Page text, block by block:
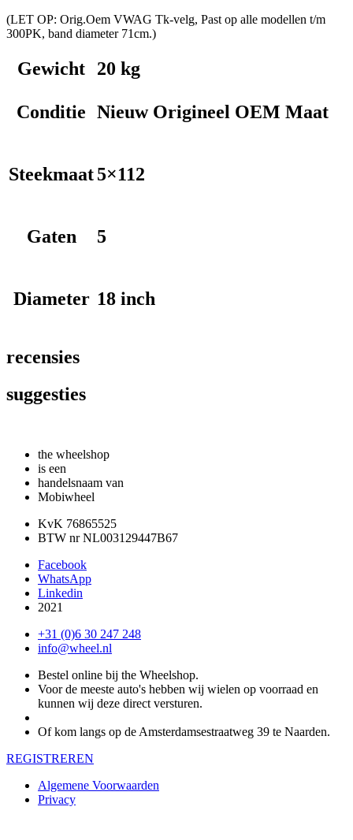
(LET OP: Orig.Oem VWAG Tk-velg, Past op alle modellen t/m
300PK, band diameter 71cm.)
Gewicht 20 kg
Conditie Nieuw Origineel OEM Maat
Steekmaat5×112
Gaten 5
Diameter 18 inch
recensies
suggesties
the wheelshop
is een
handelsnaam van
Mobiwheel
KvK 76865525
BTW nr NL003129447B67
Facebook
WhatsApp
Linkedin
2021
+31 (0)6 30 247 248
info@wheel.nl
Bestel online bij the Wheelshop.
Voor de meeste auto's hebben wij wielen op voorraad en
kunnen wij deze direct versturen.
Of kom langs op de Amsterdamsestraatweg 39 te Naarden.
REGISTREREN
Algemene Voorwaarden
Privacy